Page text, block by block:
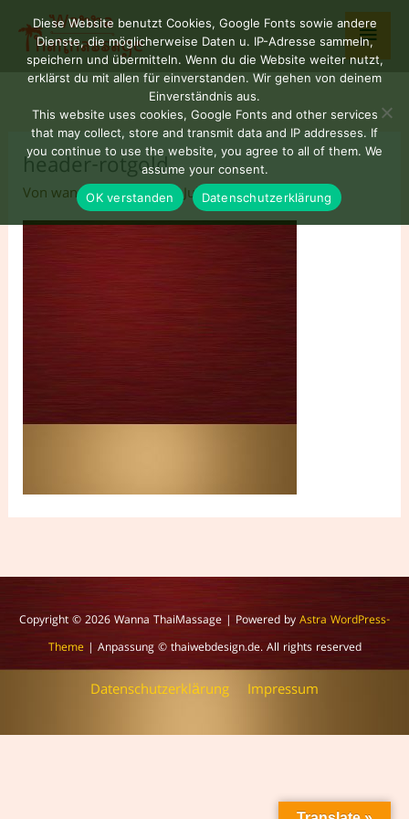
Inhalt
springen
header-rotgold
VonwannaNUAD77/13. Juli 2024
Copyright © 2026Wanna ThaiMassage | Powered byAstra WordPress-
Theme| Anpassung © thaiwebdesign.de. All rights reserved
Datenschutzerklärung Impressum
Diese Website benutzt Cookies, Google Fonts sowie andere
Dienste, die möglicherweise Daten u. IP-Adresse sammeln,
speichern und übermitteln. Wenn du die Website weiter nutzt,
erklärst du mit allen für einverstanden. Wir gehen von deinem
Einverständnis aus.
This website uses cookies, Google Fonts and other services
that may collect, store and transmit data and IP addresses. If
you continue to use the website, you agree to all of them. We
assume your consent.
OK verstanden
Datenschutzerklärung